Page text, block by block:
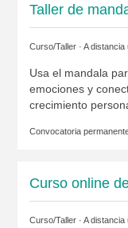
Taller de
Curso/Taller · A distancia
Usa el mandala
emociones y
crecimiento
Convocatoria
Curso online
Curso/Taller · A distancia